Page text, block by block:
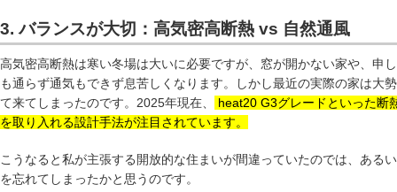
3. バランスが大切：高気密高断熱 vs 自然通風
高気密高断熱は寒い冬場は大いに必要ですが、窓が開かない家や、申
も通らず通気もできず息苦しくなります。しかし最近の実際の家は大
て来てしまったのです。2025年現在、
heat20 G3グレードといった断
を取り入れる設計手法が注目されています。
こうなると私が主張する開放的な住まいが間違っていたのでは、ある
を忘れてしまったかと思うのです。